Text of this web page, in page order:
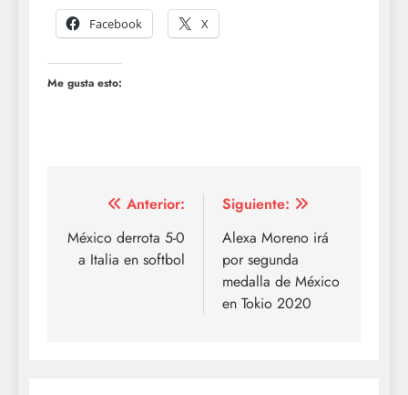
Facebook
X
Me gusta esto:
Navegación
de
entradas
Anterior:
México derrota 5-0
a Italia en softbol
Siguiente:
Alexa Moreno irá
por segunda
medalla de México
en Tokio 2020